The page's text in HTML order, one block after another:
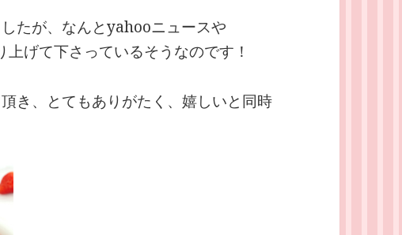
たが、なんとyahooニュースや
げて下さっているそうなのです！
き、とてもありがたく、嬉しいと同時